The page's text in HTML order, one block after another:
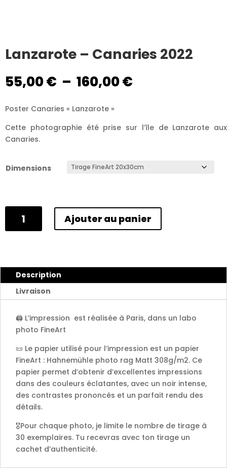
Lanzarote – Canaries 2022
55,00€ – 160,00€
à
Poster Canaries « Lanzarote »
Cette photographie été prise sur l’île de Lanzarote aux
Canaries.
Dimensions
2022
Ajouter au panier
Description
Livraison
🖨️ L’impression est réalisée à Paris, dans un labo
photo FineArt
📜 Le papier utilisé pour l’impression est un papier
FineArt : Hahnemühle photo rag Matt 308g/m2. Ce
papier permet d’obtenir d’excellentes impressions
dans des couleurs éclatantes, avec un noir intense,
des contrastes prononcés et un parfait rendu des
détails.
🎖️Pour chaque photo, je limite le nombre de tirage à
30 exemplaires. Tu recevras avec ton tirage un
cachet d’authenticité.